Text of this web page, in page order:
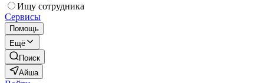
Ищу сотрудника
Сервисы
Помощь
Ещё
Поиск
Айша